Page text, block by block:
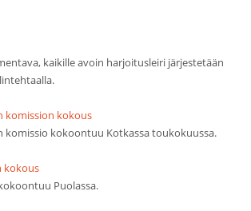
kaikille avoin harjoitusleiri järjestetään
komission kokous
komissio kokoontuu Kotkassa toukokuussa.
kokous
Puolassa.